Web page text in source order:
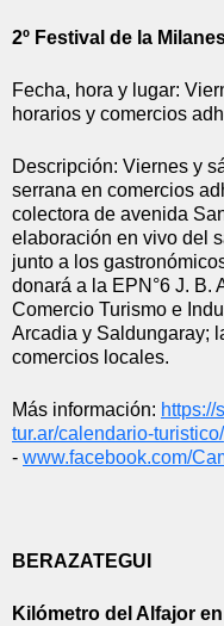
2º Festival de la
Fecha, hora y lugar:
horarios y comercios
Descripción: Viernes y
serrana en comercios
colectora de avenida
elaboración en vivo del
junto a los
donará a la EPN°6 J. B.
Comercio Turismo e
Arcadia y Saldungaray;
comercios locales.
Más información: https://
tur.ar/calendario-turistico/
- www.facebook.com/
BERAZATEGUI
Kilómetro del Alfajor